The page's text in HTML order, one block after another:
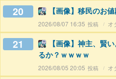
20 【画像】移民のお
2026/08/07 16:35 オ
21
【画像】神主、賢
るか？ｗｗｗｗ
2026/08/05 20:05 オ